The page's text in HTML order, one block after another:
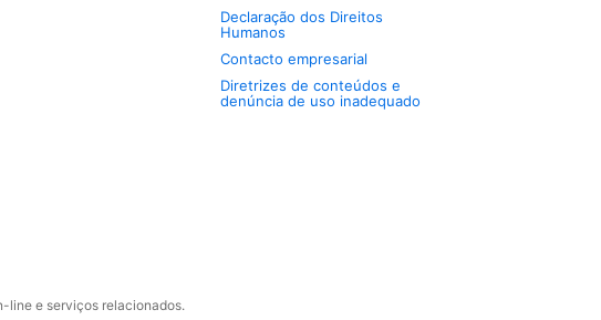
Declaração dos Direitos
Humanos
Contacto empresarial
Diretrizes de conteúdos e
denúncia de uso inadequado
line e serviços relacionados.